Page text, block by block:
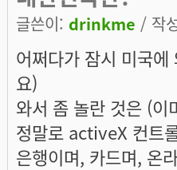
글쓴이: drinkme / 작
어쩌다가 잠시 미국
요)
와서 좀 놀란 것은 (이
정말로 activeX 컨트
은행이며, 카드며, 온